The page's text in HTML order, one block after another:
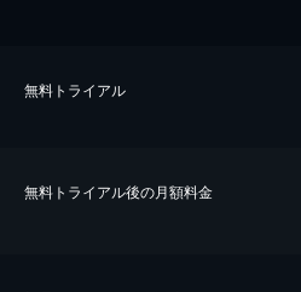
無料トライアル
無料トライアル後の⽉額料金